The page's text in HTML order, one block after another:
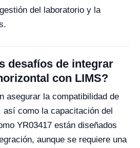
del laboratorio y la
desafíos de integrar
con LIMS?
asegurar la compatibilidad de
así como la capacitación del
YR03417 están diseñados
aunque se requiere una